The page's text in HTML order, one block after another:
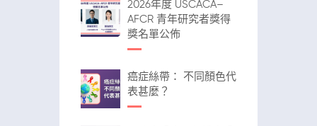
2026年度 USCACA–
AFCR 青年研究者獎得
獎名單公佈
癌症絲帶： 不同顏色代
表甚麼？